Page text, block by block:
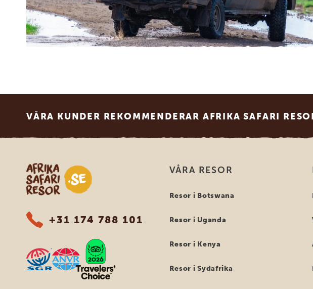
VÅRA KUNDER REKOMMENDERAR AFRIKA SAFARI
Safari-resor i Afrika
+31 174 788 101
VÅRA RESOR
Resor i Botswana
Resor i Uganda
Resor i Kenya
Resor i Sydafrika